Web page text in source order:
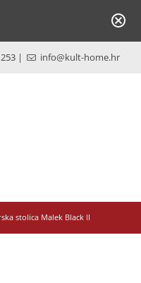
| info@kult-home.hr
stolica Malek Black II